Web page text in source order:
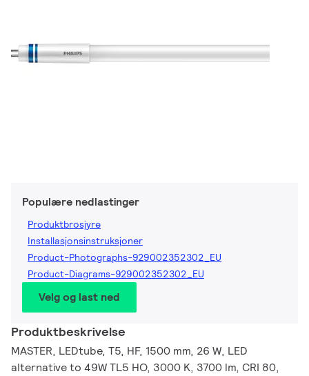
Populære nedlastinger
Produktbrosjyre
Installasjonsinstruksjoner
Product-Photographs-929002352302_EU
Product-Diagrams-929002352302_EU
Velg og last ned
Produktbeskrivelse
MASTER, LEDtube, T5, HF, 1500 mm, 26 W, LED
alternative to 49W TL5 HO, 3000 K, 3700 lm, CRI 80,